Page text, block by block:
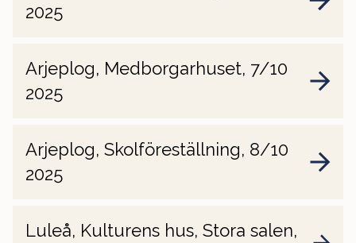
2025
Arjeplog, Medborgarhuset, 7/10
2025
Arjeplog, Skolföreställning, 8/10
2025
Luleå, Kulturens hus, Stora salen,